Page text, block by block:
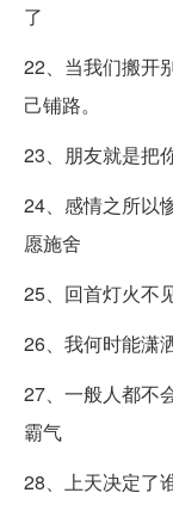
了
22、当我们搬开
己铺路。
23、朋友就是把
24、感情之所以
愿施舍
25、回首灯火不
26、我何时能潇
27、一般人都不
霸气
28、上天决定了